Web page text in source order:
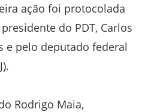
ação foi protocolada
do PDT, Carlos
e pelo deputado federal
Rodrigo Maia,